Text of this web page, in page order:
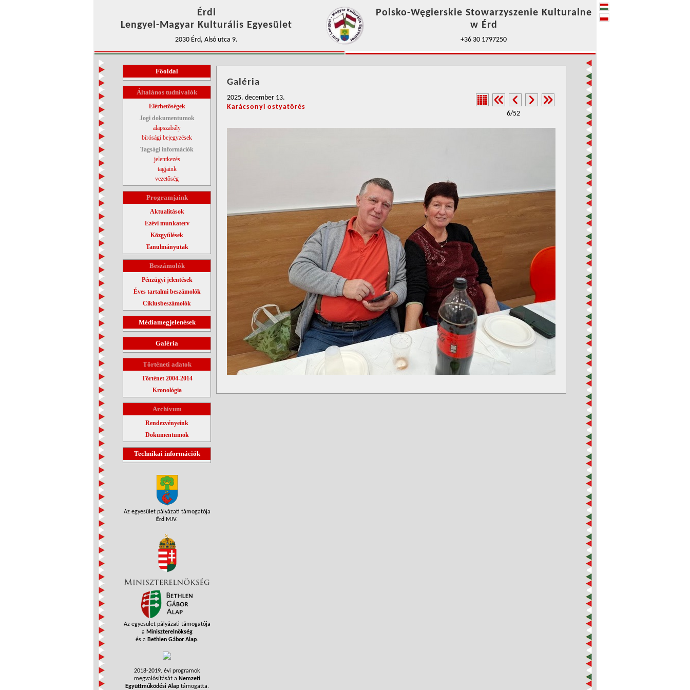
Érdi
Lengyel-Magyar Kulturális Egyesület
2030 Érd, Alsó utca 9.
Polsko-Węgierskie Stowarzyszenie Kulturalne
w Érd
+36 30 1797250
Főoldal
Általános tudnivalók
Elérhetőségek
Jogi dokumentumok
alapszabály
bírósági bejegyzések
Tagsági információk
jelentkezés
tagjaink
vezetőség
Programjaink
Aktualitások
Ezévi munkaterv
Közgyűlések
Tanulmányutak
Beszámolók
Pénzügyi jelentések
Éves tartalmi beszámolók
Ciklusbeszámolók
Médiamegjelenések
Galéria
Történeti adatok
Történet 2004-2014
Kronológia
Archívum
Rendezvényeink
Dokumentumok
Technikai információk
Az egyesület pályázati támogatója
Érd MJV.
Az egyesület pályázati támogatója
a Miniszterelnökség
és a Bethlen Gábor Alap.
2018-2019. évi programok
megvalósítását a Nemzeti
Együttműködési Alaptámogatta.
Galéria
2025. december 13.
Karácsonyi ostyatörés
6/52